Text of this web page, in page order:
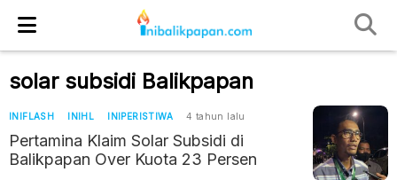
solar subsidi Balikpapan
INIFLASH INIHL INIPERISTIWA 4 tahun lalu
Pertamina Klaim Solar Subsidi di
Balikpapan Over Kuota 23 Persen